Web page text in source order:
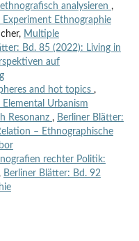
analysieren ,
Ethnographie
Multiple
Bd. 85 (2022): Living in
auf
and hot topics ,
Urbanism
Resonanz , Berliner Blätter:
– Ethnographische
rechter Politik:
Berliner Blätter: Bd. 92